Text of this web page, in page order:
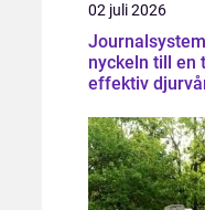
02 juli 2026
nyckeln till en
effektiv